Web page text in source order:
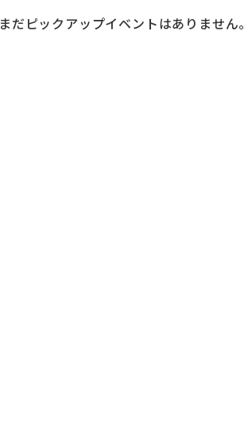
まだピックアップイベントはありません。